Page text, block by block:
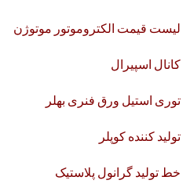
لیست قیمت الکتروموتور موتوژن
کانال اسپیرال
توری استیل ورق فنری بهلر
تولید کننده کوپلر
خط تولید گرانول پلاستیک